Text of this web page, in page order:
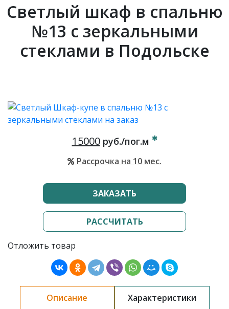
Светлый шкаф в спальню
№13 с зеркальными
стеклами в Подольске
15000руб./пог.м
Рассрочка на 10 мес.
ЗАКАЗАТЬ
РАССЧИТАТЬ
Отложить товар
Описание Характеристики